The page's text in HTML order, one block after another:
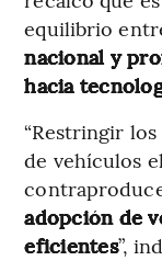
equilibrio
nacional y
hacia
“Restringir
de vehículos
adopción de
eficientes”,